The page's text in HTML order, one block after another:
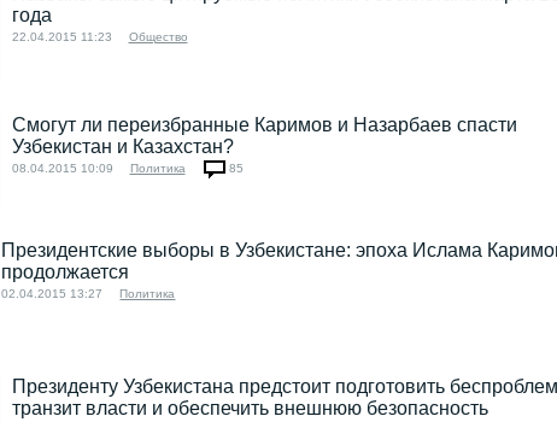
года
22.04.2015 11:23 Общество
Смогут ли переизбранные Каримов и Назарбаев спасти
Узбекистан и Казахстан?
08.04.2015 10:09 Политика 85
Президентские выборы в Узбекистане: эпоха Ислама
продолжается
02.04.2015 13:27 Политика
Президенту Узбекистана предстоит подготовить
транзит власти и обеспечить внешнюю безопасность